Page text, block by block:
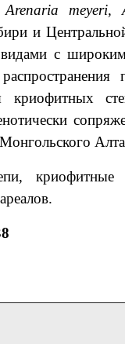
Arenaria meyeri,
и
с
криофитных